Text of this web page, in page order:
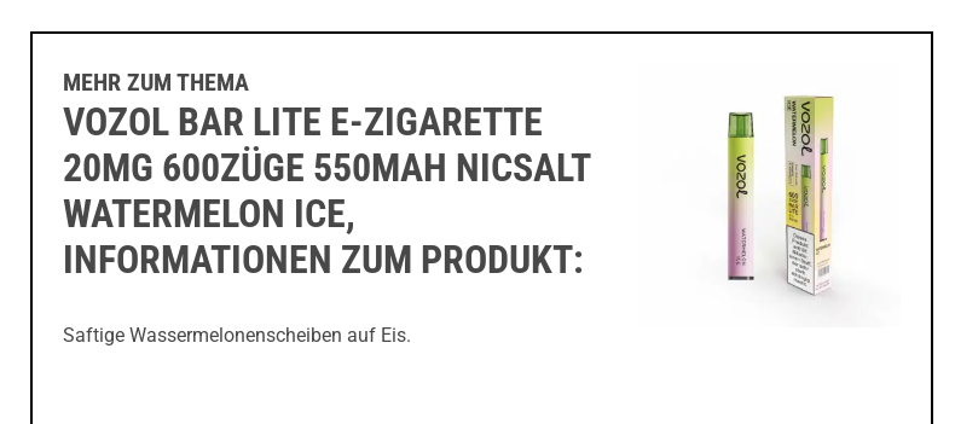
MEHR ZUM THEMA
VOZOL BAR LITE E-ZIGARETTE
20MG 600ZÜGE 550MAH NICSALT
WATERMELON ICE,
INFORMATIONEN ZUM PRODUKT:
Saftige Wassermelonenscheiben auf Eis.